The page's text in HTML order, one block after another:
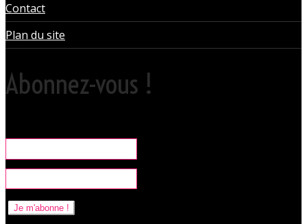
Contact
Plan du site
Abonnez-vous !
Je m'abonne !